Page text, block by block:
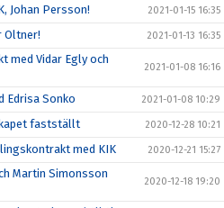
Johan Persson! 2021-01-15 16:35
Oltner! 2021-01-13 16:35
med Vidar Egly och
2021-01-08 16:16
Edrisa Sonko 2021-01-08 10:29
fastställt 2020-12-28 10:21
med KIK 2020-12-21 15:27
Martin Simonsson
2020-12-18 19:20